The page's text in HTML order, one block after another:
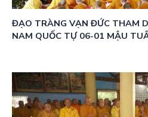
ĐẠO TRÀNG VẠN ĐỨC THAM
NAM QUỐC TỰ 06-01 MẬU